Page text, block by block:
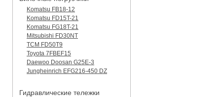
Komatsu FB18-12
Komatsu FD15T-21
Komatsu FG18T-21
Mitsubishi FD30NT
TCM FD50T9
Toyota 7FBEF15
Daewoo Doosan G25E-3
Jungheinrich EFG216-450 DZ
Гидравлические тележки